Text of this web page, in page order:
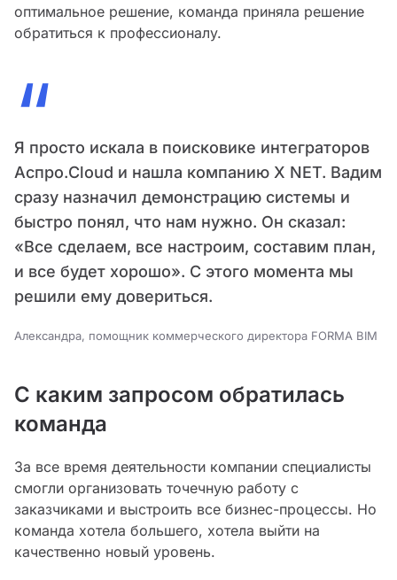
оптимальное решение, команда приняла решение
обратиться к профессионалу.
“
Я просто искала в поисковике интеграторов
Аспро.Cloud и нашла компанию X NET. Вадим
сразу назначил демонстрацию системы и
быстро понял, что нам нужно. Он сказал:
«‎Все сделаем, все настроим, составим план,
и все будет хорошо»‎. С этого момента мы
решили ему довериться.
Александра, помощник коммерческого директора FORMA BIM
С каким запросом обратилась
команда
За все время деятельности компании специалисты
смогли организовать точечную работу с
заказчиками и выстроить все бизнес-процессы. Но
команда хотела большего, хотела выйти на
качественно новый уровень.